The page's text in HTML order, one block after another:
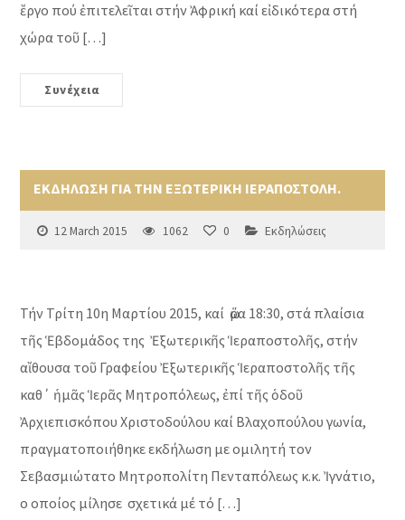
ἔργο πού ἐπιτελεῖται στήν Ἀφρική καί εἰδικότερα στή
χώρα τοῦ […]
Συνέχεια
ΕΚΔΗΛΩΣΗ ΓΙΑ ΤΗΝ ΕΞΩΤΕΡΙΚΗ ΙΕΡΑΠΟΣΤΟΛΗ.
12 March 2015 1062 0 Εκδηλώσεις
Τήν Τρίτη 10η Μαρτίου 2015, καί ὥρα 18:30, στά πλαίσια
τῆς Ἑβδομάδος της Ἐξωτερικῆς Ἱεραποστολῆς, στήν
αἴθουσα τοῦ Γραφείου Ἐξωτερικῆς Ἱεραποστολῆς τῆς
καθ΄ ἡμᾶς Ἱερᾶς Μητροπόλεως, ἐπί τῆς ὁδοῦ
Ἀρχιεπισκόπου Χριστοδούλου καί Βλαχοπούλου γωνία,
πραγματοποιήθηκε εκδήλωση με ομιλητή τον
Σεβασμιώτατο Μητροπολίτη Πενταπόλεως κ.κ. Ἰγνάτιο,
ο οποίος μίλησε σχετικά μέ τό […]